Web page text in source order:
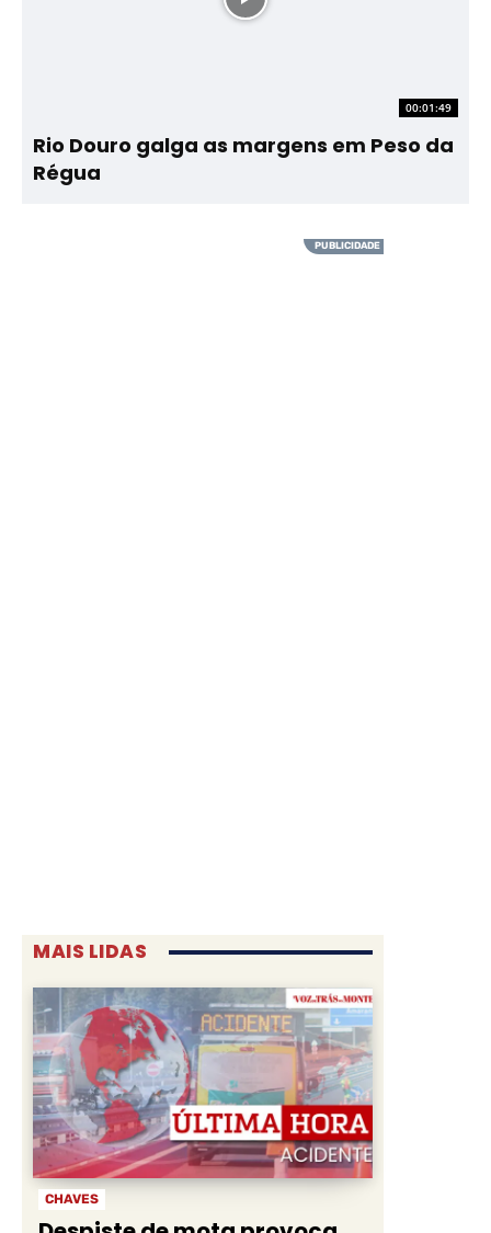
00:01:49
Rio Douro galga as margens em Peso da
Régua
MAIS LIDAS
CHAVES